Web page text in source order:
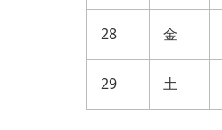
28 金
29 土